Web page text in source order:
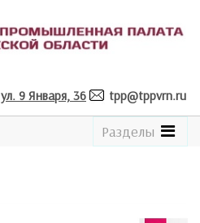
ул. 9 Января, 36 tpp@tppvrn.ru
See
the
Разделы